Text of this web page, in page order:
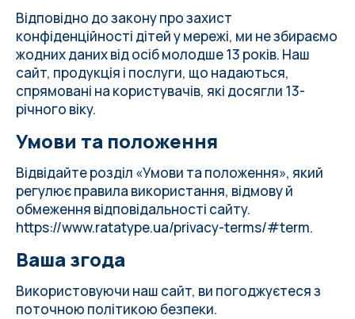
Відповідно до закону про захист
конфіденційності дітей у мережі, ми не збираємо
жодних даних від осіб молодше 13 років. Наш
сайт, продукція і послуги, що надаються,
спрямовані на користувачів, які досягли 13-
річного віку.
Умови та положення
Відвідайте розділ «Умови та положення», який
регулює правила використання, відмову й
обмеження відповідальності сайту.
https://www.ratatype.ua/privacy-terms/#term.
Ваша згода
Використовуючи наш сайт, ви погоджуєтеся з
поточною політикою безпеки.